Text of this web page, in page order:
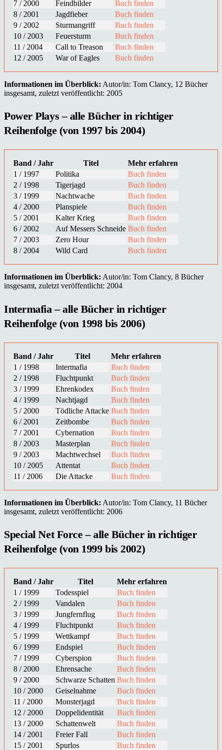
7 / 2000
Feindbilder
Buch finden
8 / 2001
Jagdfieber
Buch finden
9 / 2002
Sturmangriff
Buch finden
10 / 2003
Feuersturm
Buch finden
11 / 2004
Call to Treason
Buch finden
12 / 2005
War of Eagles Buch finden
Informationen im Überblick: Autor/in: Tom Clancy, 12 Bücher
insgesamt, zuletzt veröffentlicht: 2005
Power Plays – alle Bücher in richtiger
Reihenfolge (von 1997 bis 2004)
Band / Jahr Titel
Mehr erfahren
1 / 1997
Politika
Buch finden
2 / 1998
Tigerjagd
Buch finden
3 / 1999
Nachtwache
Buch finden
4 / 2000
Planspiele
Buch finden
5 / 2001
Kalter Krieg
Buch finden
6 / 2002
Auf Messers Schneide Buch finden
7 / 2003
Zero Hour
Buch finden
8 / 2004
Wild Card Buch finden
Informationen im Überblick: Autor/in: Tom Clancy, 8 Bücher
insgesamt, zuletzt veröffentlicht: 2004
Intermafia – alle Bücher in richtiger
Reihenfolge (von 1998 bis 2006)
Band / Jahr Titel
Mehr erfahren
1 / 1998
Intermafia
Buch finden
2 / 1998
Fluchtpunkt
Buch finden
3 / 1999
Ehrenkodex
Buch finden
4 / 1999
Nachtjagd
Buch finden
5 / 2000
Tödliche Attacke Buch finden
6 / 2001
Zeitbombe
Buch finden
7 / 2001
Cybernation
Buch finden
8 / 2003
Masterplan
Buch finden
9 / 2003
Machtwechsel
Buch finden
10 / 2005
Attentat
Buch finden
11 / 2006
Die Attacke Buch finden
Informationen im Überblick: Autor/in: Tom Clancy, 11 Bücher
insgesamt, zuletzt veröffentlicht: 2006
Special Net Force – alle Bücher in richtiger
Reihenfolge (von 1999 bis 2002)
Band / Jahr Titel
Mehr erfahren
1 / 1999
Todesspiel
Buch finden
2 / 1999
Vandalen
Buch finden
3 / 1999
Jungfernflug
Buch finden
4 / 1999
Fluchtpunkt
Buch finden
5 / 1999
Wettkampf
Buch finden
6 / 1999
Endspiel
Buch finden
7 / 1999
Cyberspion
Buch finden
8 / 2000
Ehrensache
Buch finden
9 / 2000
Schwarze Schatten Buch finden
10 / 2000
Geiselnahme
Buch finden
11 / 2000
Monsterjagd
Buch finden
12 / 2000
Doppelidentität
Buch finden
13 / 2000
Schattenwelt
Buch finden
14 / 2001
Freier Fall
Buch finden
15 / 2001
Spurlos Buch finden